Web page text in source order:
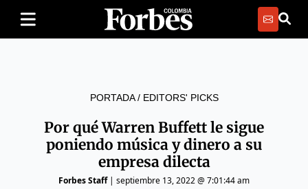
PORTADA/ EDITORS' PICKS
Por qué Warren Buffett le sigue
poniendo música y dinero a su
empresa dilecta
Forbes Staff| septiembre 13, 2022 @ 7:01:44 am